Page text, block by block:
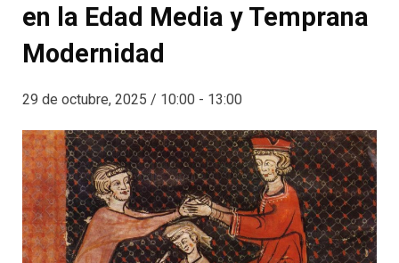
en la Edad Media y Temprana
Modernidad
29 de octubre, 2025 / 10:00 - 13:00